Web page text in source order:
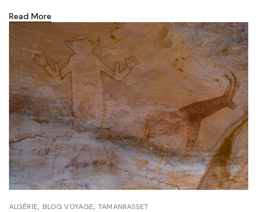
Read More
ALGÉRIE BLOG VOYAGE TAMANRASSET